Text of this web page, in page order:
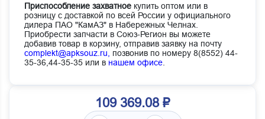
Приспособление захватное купить оптом или в
розницу с доставкой по всей России у официального
дилера ПАО "КамАЗ" в Набережных Челнах.
Приобрести запчасти в Союз-Регион вы можете
добавив товар в корзину, отправив заявку на почту
complekt@apksouz.ru,
позвонив по номеру 8(8552) 44-
35-36,44-35-35 или в нашем офисе
109 369.08 ₽